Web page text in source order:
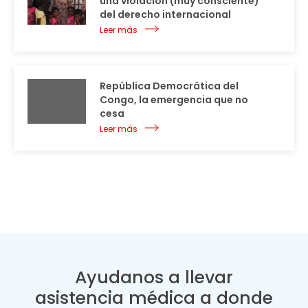
del derecho internacional
Leer más
República Democrática del
Congo, la emergencia que no
cesa
Leer más
Ayudanos a llevar
asistencia médica a donde